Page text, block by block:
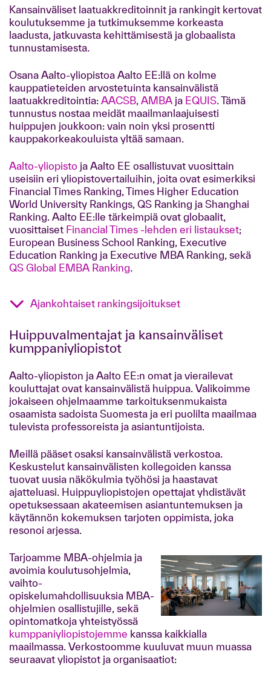
Kansainväliset laatuakkreditoinnit ja rankingit kertovat
koulutuksemme ja tutkimuksemme korkeasta
laadusta, jatkuvasta kehittämisestä ja globaalista
tunnustamisesta.
Osana Aalto-yliopistoa Aalto EE:llä on kolme
kauppatieteiden arvostetuinta kansainvälistä
laatuakkreditointia: AACSB, AMBA ja EQUIS. Tämä
tunnustus nostaa meidät maailmanlaajuisesti
huippujen joukkoon: vain noin yksi prosentti
kauppakorkeakouluista yltää samaan.
Aalto-yliopisto ja Aalto EE osallistuvat vuosittain
useisiin eri yliopistovertailuihin, joita ovat esimerkiksi
Financial Times Ranking, Times Higher Education
World University Rankings, QS Ranking ja Shanghai
Ranking. Aalto EE:lle tärkeimpiä ovat globaalit,
vuosittaiset Financial Times -lehden eri listaukset;
European Business School Ranking, Executive
Education Ranking ja Executive MBA Ranking, sekä
QS Global EMBA Ranking.
Ajankohtaiset rankingsijoitukset
Huippuvalmentajat ja kansainväliset
kumppaniyliopistot
Aalto-yliopiston ja Aalto EE:n omat ja vierailevat
kouluttajat ovat kansainvälistä huippua. Valikoimme
jokaiseen ohjelmaamme tarkoituksenmukaista
osaamista sadoista Suomesta ja eri puolilta maailmaa
tulevista professoreista ja asiantuntijoista.
Meillä pääset osaksi kansainvälistä verkostoa.
Keskustelut kansainvälisten kollegoiden kanssa
tuovat uusia näkökulmia työhösi ja haastavat
ajatteluasi. Huippuyliopistojen opettajat yhdistävät
opetuksessaan akateemisen asiantuntemuksen ja
käytännön kokemuksen tarjoten oppimista, joka
resonoi arjessa.
Tarjoamme MBA-ohjelmia ja
avoimia koulutusohjelmia,
vaihto-
opiskelumahdollisuuksia MBA-
ohjelmien osallistujille, sekä
opintomatkoja yhteistyössä
kumppaniyliopistojemme kanssa kaikkialla
maailmassa. Verkostoomme kuuluvat muun muassa
seuraavat yliopistot ja organisaatiot: